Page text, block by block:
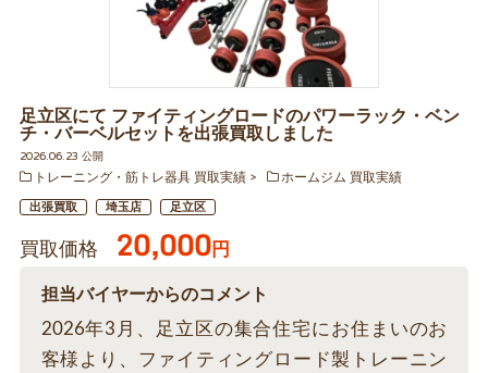
足立区にて ファイティングロードのパワーラック・ベン
チ・バーベルセットを出張買取しました
2026.06.23 公開
トレーニング・筋トレ器具 買取実績
ホームジム 買取実績
出張買取 埼玉店 足立区
買取価格 20,000円
担当バイヤーからのコメント
2026年3月、足立区の集合住宅にお住まいのお
客様より、ファイティングロード製トレーニン